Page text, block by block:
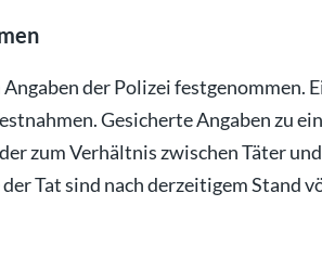
der Polizei festgenommen.
Gesicherte Angaben zu
zum Verhältnis zwischen Täter
Tat sind nach derzeitigem Stand